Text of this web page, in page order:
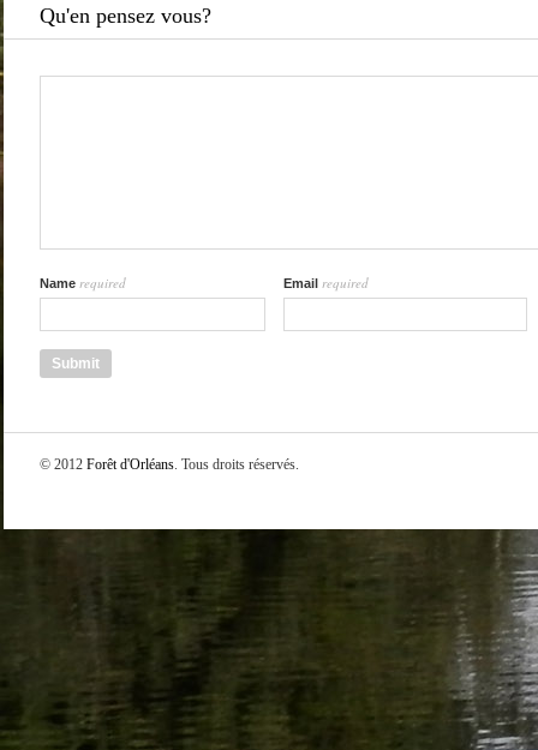
Qu'en pensez vous?
Name required Email required
© 2012 Forêt d'Orléans. Tous droits réservés.